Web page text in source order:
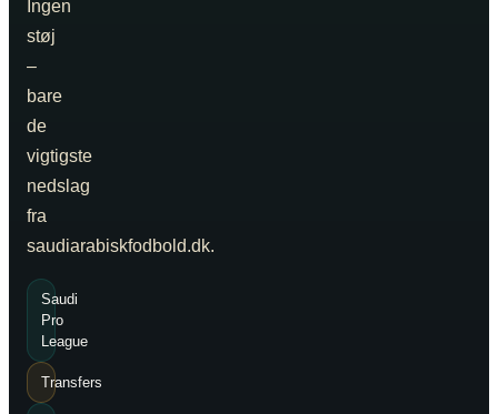
Ingen
støj
–
bare
de
vigtigste
nedslag
fra
saudiarabiskfodbold.dk.
Saudi
Pro
League
Transfers